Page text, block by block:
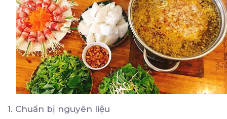
1. Chuẩn bị nguyên liệu